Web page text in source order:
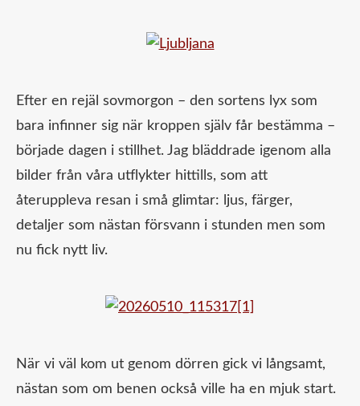
Efter en rejäl sovmorgon – den sortens lyx som
bara infinner sig när kroppen själv får bestämma –
började dagen i stillhet. Jag bläddrade igenom alla
bilder från våra utflykter hittills, som att
återuppleva resan i små glimtar: ljus, färger,
detaljer som nästan försvann i stunden men som
nu fick nytt liv.
När vi väl kom ut genom dörren gick vi långsamt,
nästan som om benen också ville ha en mjuk start.